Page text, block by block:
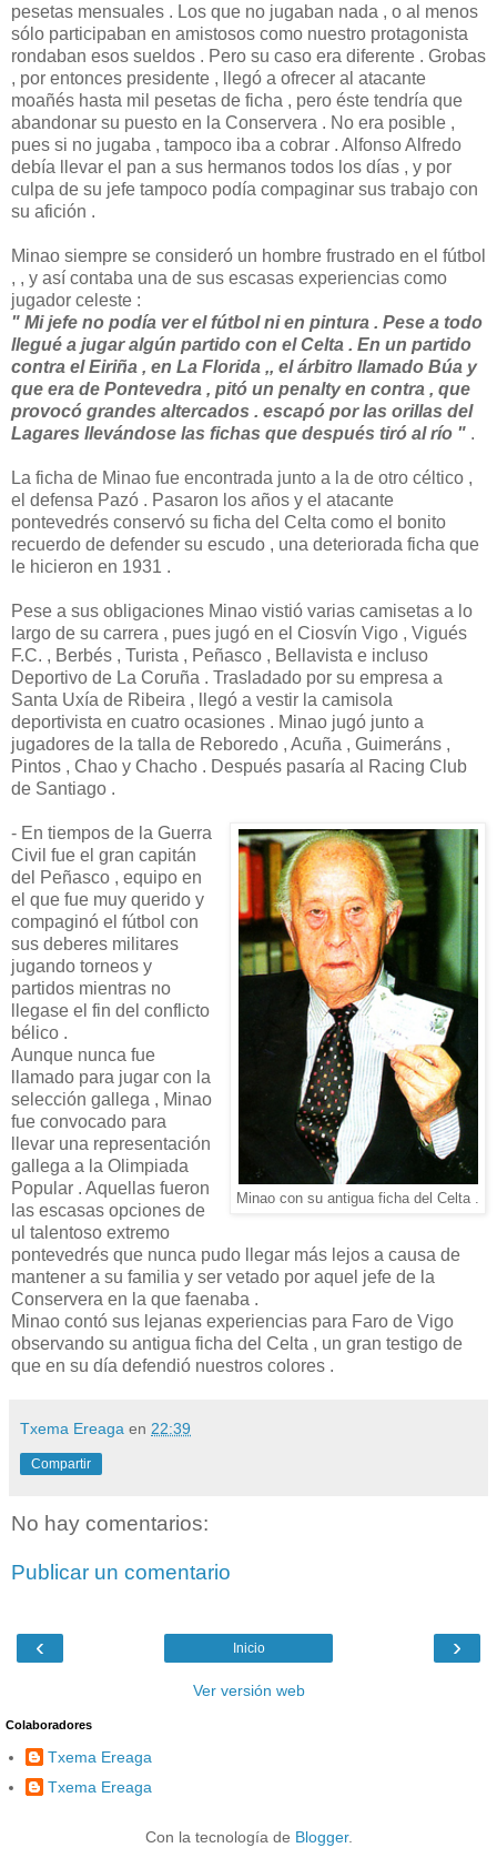
pesetas mensuales . Los que no jugaban nada , o al menos
sólo participaban en amistosos como nuestro protagonista
rondaban esos sueldos . Pero su caso era diferente . Grobas
, por entonces presidente , llegó a ofrecer al atacante
moañés hasta mil pesetas de ficha , pero éste tendría que
abandonar su puesto en la Conservera . No era posible ,
pues si no jugaba , tampoco iba a cobrar . Alfonso Alfredo
debía llevar el pan a sus hermanos todos los días , y por
culpa de su jefe tampoco podía compaginar sus trabajo con
su afición .
Minao siempre se consideró un hombre frustrado en el fútbol
, , y así contaba una de sus escasas experiencias como
jugador celeste :
" Mi jefe no podía ver el fútbol ni en pintura . Pese a todo
llegué a jugar algún partido con el Celta . En un partido
contra el Eiriña , en La Florida ,, el árbitro llamado Búa y
que era de Pontevedra , pitó un penalty en contra , que
provocó grandes altercados . escapó por las orillas del
Lagares llevándose las fichas que después tiró al río " .
La ficha de Minao fue encontrada junto a la de otro céltico ,
el defensa Pazó . Pasaron los años y el atacante
pontevedrés conservó su ficha del Celta como el bonito
recuerdo de defender su escudo , una deteriorada ficha que
le hicieron en 1931 .
Pese a sus obligaciones Minao vistió varias camisetas a lo
largo de su carrera , pues jugó en el Ciosvín Vigo , Vigués
F.C. , Berbés , Turista , Peñasco , Bellavista e incluso
Deportivo de La Coruña . Trasladado por su empresa a
Santa Uxía de Ribeira , llegó a vestir la camisola
deportivista en cuatro ocasiones . Minao jugó junto a
jugadores de la talla de Reboredo , Acuña , Guimeráns ,
Pintos , Chao y Chacho . Después pasaría al Racing Club
de Santiago .
Minao con su antigua ficha del Celta .
- En tiempos de la Guerra
Civil fue el gran capitán
del Peñasco , equipo en
el que fue muy querido y
compaginó el fútbol con
sus deberes militares
jugando torneos y
partidos mientras no
llegase el fin del conflicto
bélico .
Aunque nunca fue
llamado para jugar con la
selección gallega , Minao
fue convocado para
llevar una representación
gallega a la Olimpiada
Popular . Aquellas fueron
las escasas opciones de
ul talentoso extremo
pontevedrés que nunca pudo llegar más lejos a causa de
mantener a su familia y ser vetado por aquel jefe de la
Conservera en la que faenaba .
Minao contó sus lejanas experiencias para Faro de Vigo
observando su antigua ficha del Celta , un gran testigo de
que en su día defendió nuestros colores .
Txema Ereaga en 22:39
Compartir
No hay comentarios:
Publicar un comentario
‹ ›
Inicio
Ver versión web
Colaboradores
Txema Ereaga
Txema Ereaga
Con la tecnología de Blogger.